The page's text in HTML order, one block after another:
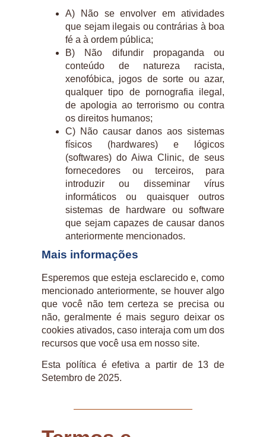
A) Não se envolver em atividades
que sejam ilegais ou contrárias à boa
fé a à ordem pública;
B) Não difundir propaganda ou
conteúdo de natureza racista,
xenofóbica, jogos de sorte ou azar,
qualquer tipo de pornografia ilegal,
de apologia ao terrorismo ou contra
os direitos humanos;
C) Não causar danos aos sistemas
físicos (hardwares) e lógicos
(softwares) do Aiwa Clinic, de seus
fornecedores ou terceiros, para
introduzir ou disseminar vírus
informáticos ou quaisquer outros
sistemas de hardware ou software
que sejam capazes de causar danos
anteriormente mencionados.
Mais informações
Esperemos que esteja esclarecido e, como
mencionado anteriormente, se houver algo
que você não tem certeza se precisa ou
não, geralmente é mais seguro deixar os
cookies ativados, caso interaja com um dos
recursos que você usa em nosso site.
Esta política é efetiva a partir de 13 de
Setembro de 2025.